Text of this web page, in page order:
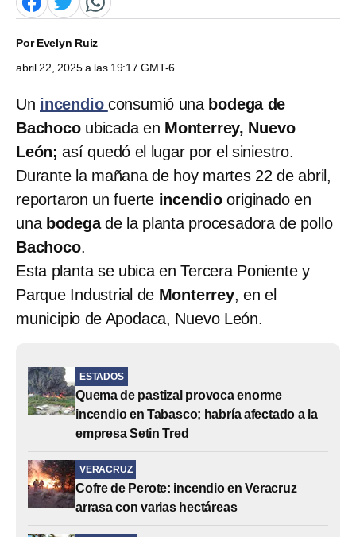
PorEvelyn Ruiz
abril 22, 2025 a las 19:17 GMT-6
Un incendio consumió una bodega de
Bachoco ubicada en Monterrey, Nuevo
León; así quedó el lugar por el siniestro.
Durante la mañana de hoy martes 22 de abril,
reportaron un fuerte incendiooriginado en
una bodegade la planta procesadora de pollo
Bachoco.
Esta planta se ubica en Tercera Poniente y
Parque Industrial de Monterrey, en el
municipio de Apodaca, Nuevo León.
ESTADOS
Quema de pastizal provoca enorme
incendio en Tabasco; habría afectado a la
empresa Setin Tred
VERACRUZ
Cofre de Perote: incendio en Veracruz
arrasa con varias hectáreas